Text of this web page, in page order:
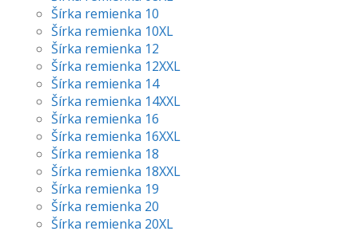
Šírka remienka 10
Šírka remienka 10XL
Šírka remienka 12
Šírka remienka 12XXL
Šírka remienka 14
Šírka remienka 14XXL
Šírka remienka 16
Šírka remienka 16XXL
Šírka remienka 18
Šírka remienka 18XXL
Šírka remienka 19
Šírka remienka 20
Šírka remienka 20XL